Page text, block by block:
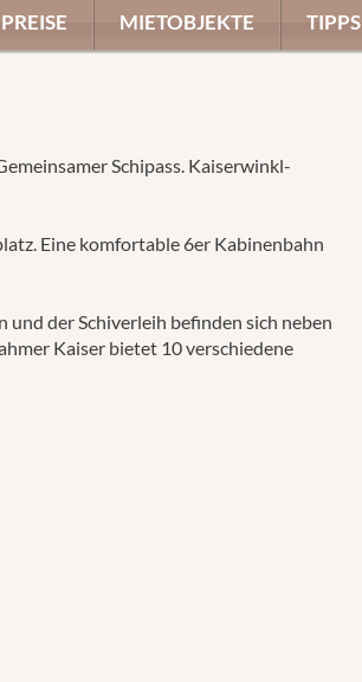
PREISE MIETOBJEKTE TIPPS
Schipass. Kaiserwinkl-
Eine komfortable 6er Kabinenbahn
und der Schiverleih befinden sich neben
Kaiser bietet 10 verschiedene